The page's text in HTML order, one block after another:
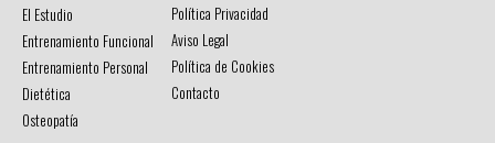
El Estudio
Entrenamiento Funcional
Entrenamiento Personal
Dietética
Osteopatía
Política Privacidad
Aviso Legal
Política de Cookies
Contacto